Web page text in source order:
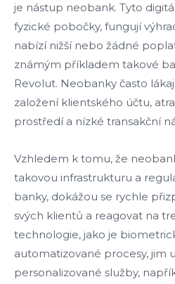
je nástup neobank. Tyto
fyzické pobočky, fungují
nabízí nižší nebo žádné
známým příkladem takové
Revolut. Neobanky často
založení klientského účtu,
prostředí a nízké transakční
Vzhledem k tomu, že
takovou infrastrukturu a
banky, dokážou se rychle
svých klientů a reagovat na
technologie, jako je
automatizované procesy, jim
personalizované služby,